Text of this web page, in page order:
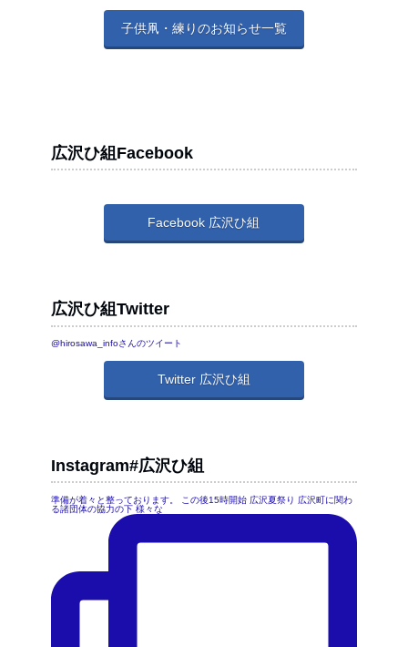
子供凧・練りのお知らせ一覧
広沢ひ組Facebook
Facebook 広沢ひ組
広沢ひ組Twitter
@hirosawa_infoさんのツイート
Twitter 広沢ひ組
Instagram#広沢ひ組
準備が着々と整っております。 この後15時開始 広沢夏祭り 広沢町に関わ
る諸団体の協力の下 様々な